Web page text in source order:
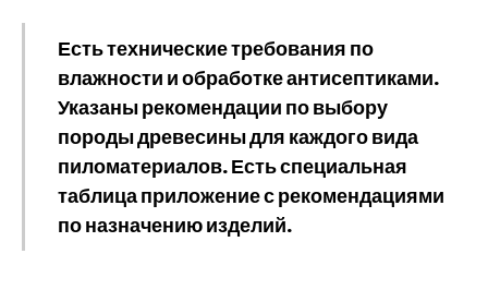
Есть технические требования по
влажности и обработке антисептиками.
Указаны рекомендации по выбору
породы древесины для каждого вида
пиломатериалов. Есть специальная
таблица приложение с рекомендациями
по назначению изделий.